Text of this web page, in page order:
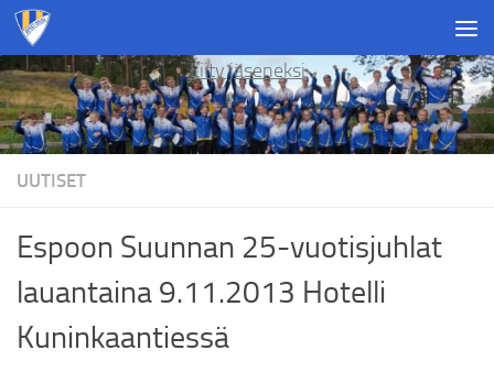
Skip to content
Liity jäseneksi
UUTISET
Espoon Suunnan 25-vuotisjuhlat
lauantaina 9.11.2013 Hotelli
Kuninkaantiessä